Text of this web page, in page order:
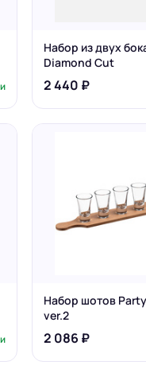
Набор из двух
Diamond Cut
2 440 ₽
Набор шотов
ver.2
2 086 ₽